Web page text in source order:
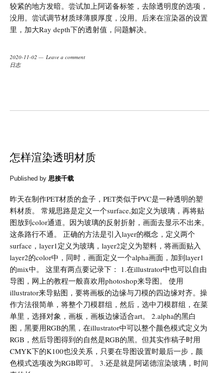
较紧的地方发暗。尝试加上阿诺备标签，去除透明度的选项，
没用。尝试调节材质球薄膜厚度，没用。后来在渲染器的设置
里，加大Ray depth下的透射值，问题解决。
2020-11-02
Leave a comment
日志
怎样渲染透明材质
Published by 思接千载
昨天在制作PET材质的盒子，PET类似于PVC是一种透明的塑
料材质。 常规思路是定义一个surface,如定义为玻璃，再将贴
图放到color通道。因为玻璃的反射折射，画面去显示不出来。
这条路行不通。 正确的方法是引入layer的概念，定义两个
surface，layer1定义为玻璃，layer2定义为塑料，将画面贴入
layer2的color中，同时，画面定义一个alpha画面，加到layer1
的mix中。 这里有两点要记录下： 1.在illustrator中也可以自由
导图，网上的教程一般喜欢用photoshop来导图。 使用
illustrator来导贴图，要将画板的边缘与刀模的四边缘对齐。操
作方法很简单，将整个刀模群组，然后，选中刀模群组，在菜
单里，选择对象，画板，画板边缘适合art。 2.alpha的黑白
图，黑要用RGB的黑，在illustrator中可以整个颜色模式定义为
RGB，然后导图得到的自然是RGB的黑。但其实作稿子时用
CMYK下的K100也没关系，只要在导图设置时最后一步，颜
色模式选项改为RGB即可。 3.还是就是阿诺德渲染玻璃，时间